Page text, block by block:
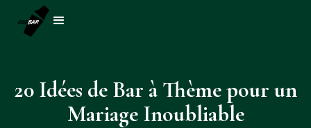
20 Idées de Bar à Thème pour un
Mariage Inoubliable